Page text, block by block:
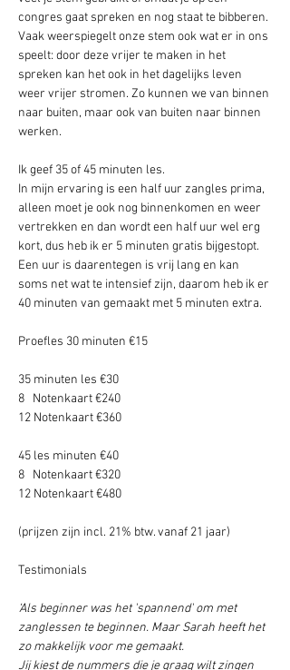
congres gaat spreken en nog staat te bibberen.
Vaak weerspiegelt onze stem ook wat er in ons
speelt: door deze vrijer te maken in het
spreken kan het ook in het dagelijks leven
weer vrijer stromen. Zo kunnen we van binnen
naar buiten, maar ook van buiten naar binnen
werken.
Ik geef 35 of 45 minuten les.
In mijn ervaring is een half uur zangles prima,
alleen moet je ook nog binnenkomen en weer
vertrekken en dan wordt een half uur wel erg
kort, dus heb ik er 5 minuten gratis bijgestopt.
Een uur is daarentegen is vrij lang en kan
soms net wat te intensief zijn, daarom heb ik er
40 minuten van gemaakt met 5 minuten extra.
Proefles 30 minuten €15
35 minuten les €30
8   Notenkaart €240
12 Notenkaart €360
45 les minuten €40
8   Notenkaart €320
12 Notenkaart €480
(prijzen zijn incl. 21% btw. vanaf 21 jaar)
Testimonials
‘Als beginner was het 'spannend' om met
zanglessen te beginnen. Maar Sarah heeft het
zo makkelijk voor me gemaakt.
Jij kiest de nummers die je graag wilt zingen